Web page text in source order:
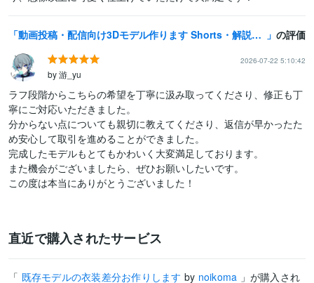
動画投稿・配信向け3Dモデル作ります Shorts・解説・VTuber対応 の評価
2026-07-22 5:10:42
by 游_yu
ラフ段階からこちらの希望を丁寧に汲み取ってくださり、修正も丁
寧にご対応いただきました。
分からない点についても親切に教えてくださり、返信が早かったた
め安心して取引を進めることができました。
完成したモデルもとてもかわいく大変満足しております。
また機会がございましたら、ぜひお願いしたいです。
この度は本当にありがとうございました！
直近で購入されたサービス
「 既存モデルの衣装差分お作りします by noikoma 」が購入され